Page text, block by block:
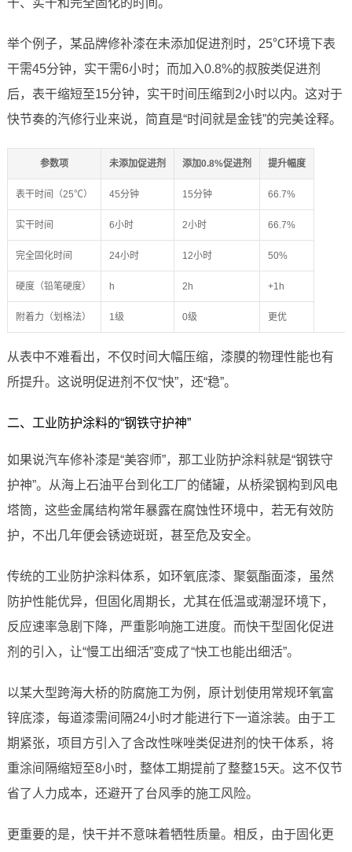
干、实干和完全固化的时间。
举个例子，某品牌修补漆在未添加促进剂时，25℃环境下表
干需45分钟，实干需6小时；而加入0.8%的叔胺类促进剂
后，表干缩短至15分钟，实干时间压缩到2小时以内。这对于
快节奏的汽修行业来说，简直是“时间就是金钱”的完美诠释。
参数项 未添加促进剂 添加0.8%促进剂 提升幅度
表干时间（25℃） 45分钟 15分钟 66.7%
实干时间 6小时 2小时 66.7%
完全固化时间 24小时 12小时 50%
硬度（铅笔硬度） h 2h +1h
附着力（划格法） 1级 0级 更优
从表中不难看出，不仅时间大幅压缩，漆膜的物理性能也有
所提升。这说明促进剂不仅“快”，还“稳”。
二、工业防护涂料的“钢铁守护神”
如果说汽车修补漆是“美容师”，那工业防护涂料就是“钢铁守
护神”。从海上石油平台到化工厂的储罐，从桥梁钢构到风电
塔筒，这些金属结构常年暴露在腐蚀性环境中，若无有效防
护，不出几年便会锈迹斑斑，甚至危及安全。
传统的工业防护涂料体系，如环氧底漆、聚氨酯面漆，虽然
防护性能优异，但固化周期长，尤其在低温或潮湿环境下，
反应速率急剧下降，严重影响施工进度。而快干型固化促进
剂的引入，让“慢工出细活”变成了“快工也能出细活”。
以某大型跨海大桥的防腐施工为例，原计划使用常规环氧富
锌底漆，每道漆需间隔24小时才能进行下一道涂装。由于工
期紧张，项目方引入了含改性咪唑类促进剂的快干体系，将
重涂间隔缩短至8小时，整体工期提前了整整15天。这不仅节
省了人力成本，还避开了台风季的施工风险。
更重要的是，快干并不意味着牺牲质量。相反，由于固化更